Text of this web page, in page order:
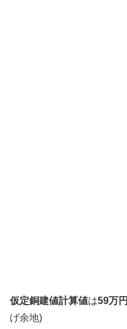
仮定銅建値計算値は59万円
げ余地)